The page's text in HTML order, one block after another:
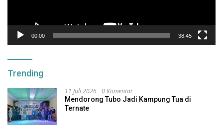
00:00 38:45
Trending
11 Juli 2026 0 Komentar
Mendorong Tubo Jadi Kampung Tua di
Ternate